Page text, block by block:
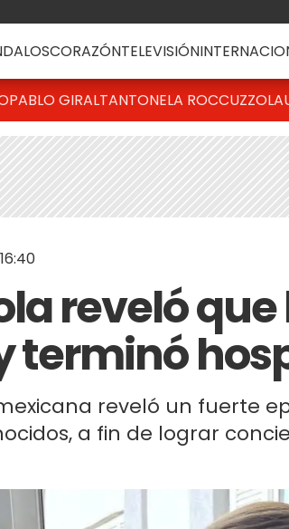
CORAZÓNTELEVISIÓN
PABLO GIRALTANTONELA ROCCUZZO
reveló que
terminó
reveló un fuerte
a fin de lograr